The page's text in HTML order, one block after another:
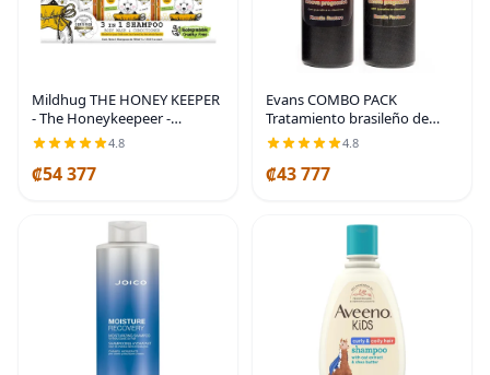
Mildhug THE HONEY KEEPER
- The Honeykeepeer -
Champú Kids 3 y 1 (3 de 23.7
fl oz)
4.8
₡54 377
Evans COMBO PACK
Tratamiento brasileño de
queratina alisadora para el
cabello, sistema de alisado
por soplado, fuerte de 16
4.8
₡43 777